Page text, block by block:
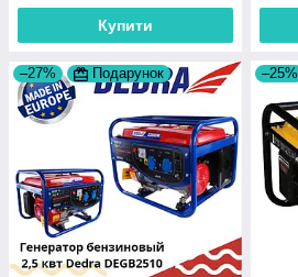
Купити
–27% Подарунок –25%